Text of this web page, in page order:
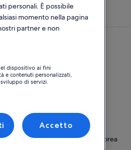
Vedi sulla mappa
Gyeonji-dong, Jongno-gu,
170, Seoul, South Korea
Station Exit 10
7 Chungmuro 2(i)-ga
2(i)-ga, Seoul, South Korea
personali. È possibile
momento nella pagina
partner e non
dispositivo ai fini
e contenuti personalizzati,
di servizi.
Accetto